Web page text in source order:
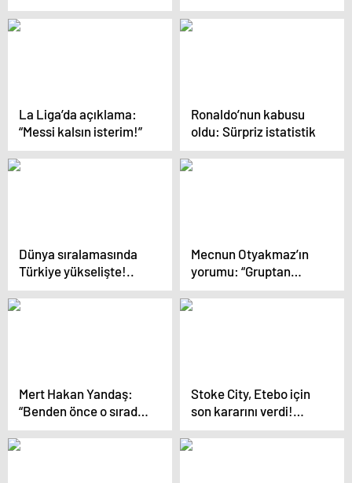
La Liga’da açıklama:
“Messi kalsın isterim!”
Ronaldo’nun kabusu
oldu: Sürpriz istatistik
Dünya sıralamasında
Türkiye yükselişte!..
Mecnun Otyakmaz’ın
yorumu: “Gruptan
neden çıkamayalım?”
Mert Hakan Yandaş:
“Benden önce o sırada
secde yapmış”
Stoke City, Etebo için
son kararını verdi!…